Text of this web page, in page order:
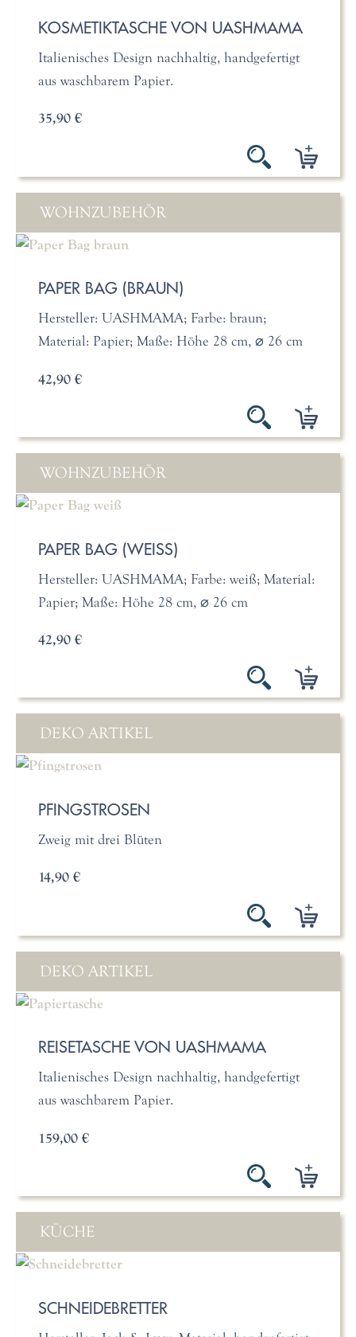
KOSMETIKTASCHE VON UASHMAMA
Italienisches Design nachhaltig, handgefertigt
aus waschbarem Papier.
35,90 €
WOHNZUBEHÖR
PAPER BAG (BRAUN)
Hersteller: UASHMAMA; Farbe: braun;
Material: Papier; Maße: Höhe 28 cm, ⌀ 26 cm
42,90 €
WOHNZUBEHÖR
PAPER BAG (WEISS)
Hersteller: UASHMAMA; Farbe: weiß; Material:
Papier; Maße: Höhe 28 cm, ⌀ 26 cm
42,90 €
DEKO ARTIKEL
PFINGSTROSEN
Zweig mit drei Blüten
14,90 €
DEKO ARTIKEL
REISETASCHE VON UASHMAMA
Italienisches Design nachhaltig, handgefertigt
aus waschbarem Papier.
159,00 €
KÜCHE
SCHNEIDEBRETTER